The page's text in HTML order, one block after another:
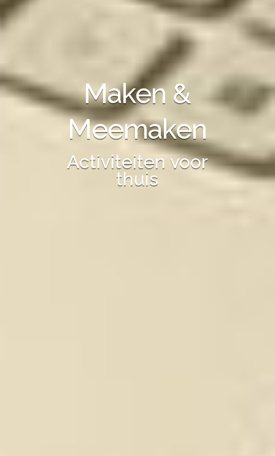
Maken &
Meemaken
Activiteiten voor
thuis